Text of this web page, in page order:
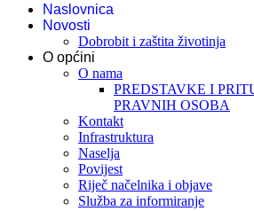
Naslovnica
Novosti
Dobrobit i zaštita životinja
O općini
O nama
PREDSTAVKE I
PRAVNIH OSOBA
Kontakt
Infrastruktura
Naselja
Povijest
Riječ načelnika i objave
Služba za informiranje